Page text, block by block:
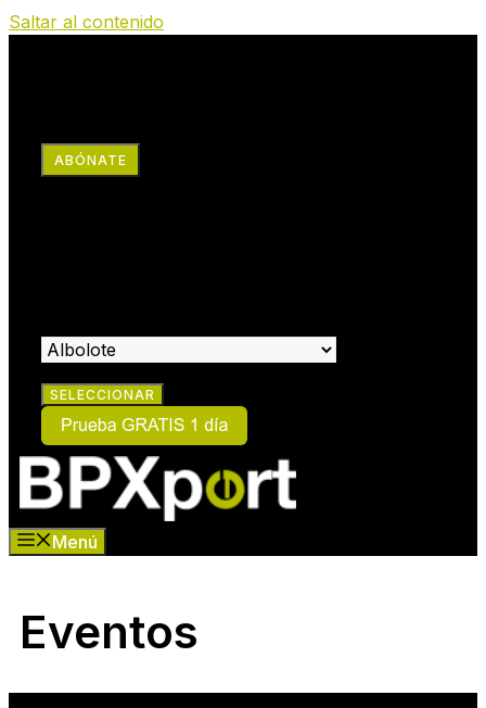
Saltar al contenido
ABÓNATE
Menú
Eventos